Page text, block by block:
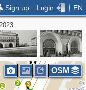
Sign up Login EN
2
2
2
2
2
3
2
OSM